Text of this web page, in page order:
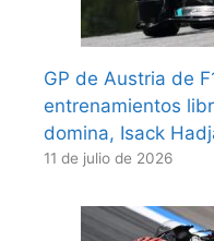
GP de Austria de
entrenamientos
domina, Isack
11 de julio de 2026